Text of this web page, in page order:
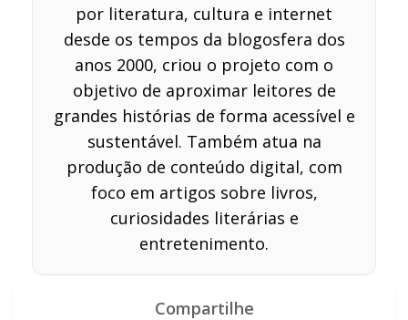
por literatura, cultura e internet
desde os tempos da blogosfera dos
anos 2000, criou o projeto com o
objetivo de aproximar leitores de
grandes histórias de forma acessível e
sustentável. Também atua na
produção de conteúdo digital, com
foco em artigos sobre livros,
curiosidades literárias e
entretenimento.
Compartilhe